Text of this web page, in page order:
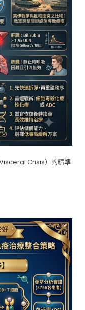
Crisis）的精準